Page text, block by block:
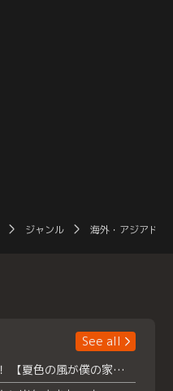
ジャンル 海外・アジアドラ
See all
浮所飛貴主演！ 【夏色の風が僕の家にやってきた】 本日よりテラサで独占配信スタート！